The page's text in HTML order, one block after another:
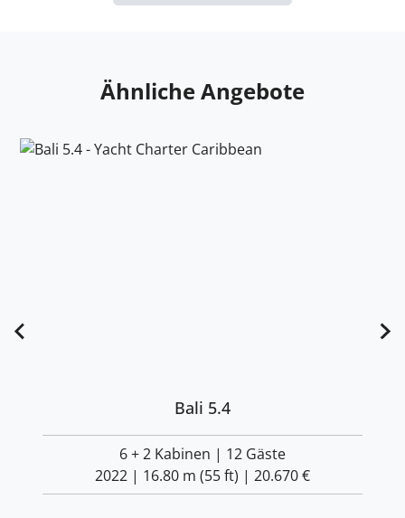
Ähnliche Angebote
Bali 5.4
6 + 2 Kabinen | 12 Gäste
2022 | 16.80 m (55 ft) | 20.670 €